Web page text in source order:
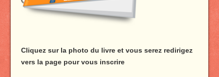
Cliquez sur la photo du livre et vous serez redirigez
vers la page pour vous inscrire